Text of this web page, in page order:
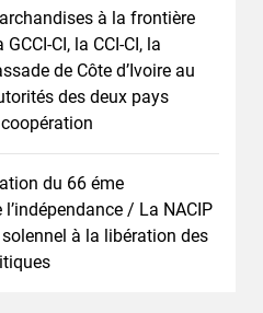
à la frontière
CI, la CCI-CI, la
de Côte d’Ivoire au
des deux pays
du 66 éme
/ La NACIP
à la libération des